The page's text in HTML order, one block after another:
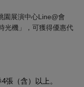
園展演中心Line@會
光機」
，可獲得優惠代
4張（含）以上。